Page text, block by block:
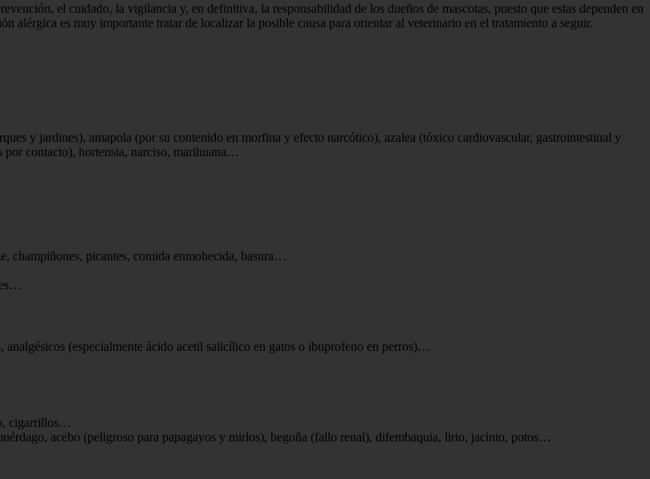
el cuidado, la vigilancia y, en definitiva, la responsabilidad de los dueños de mascotas, puesto que estas dependen en
alérgica es muy importante tratar de localizar la posible causa para orientar al veterinario en el tratamiento a seguir.
y jardines), amapola (por su contenido en morfina y efecto narcótico), azalea (tóxico cardiovascular, gastrointestinal y
por contacto), hortensia, narciso, marihuana…
champiñones, picantes, comida enmohecida, basura…
(especialmente ácido acetil salicílico en gatos o ibuprofeno en perros)…
cigarrillos…
acebo (peligroso para papagayos y mirlos), begoña (fallo renal), difembaquia, lirio, jacinto, potos…